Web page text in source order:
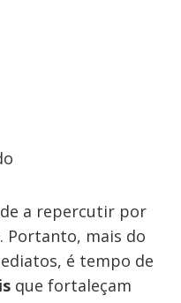
a repercutir por
Portanto, mais do
é tempo de
que fortaleçam